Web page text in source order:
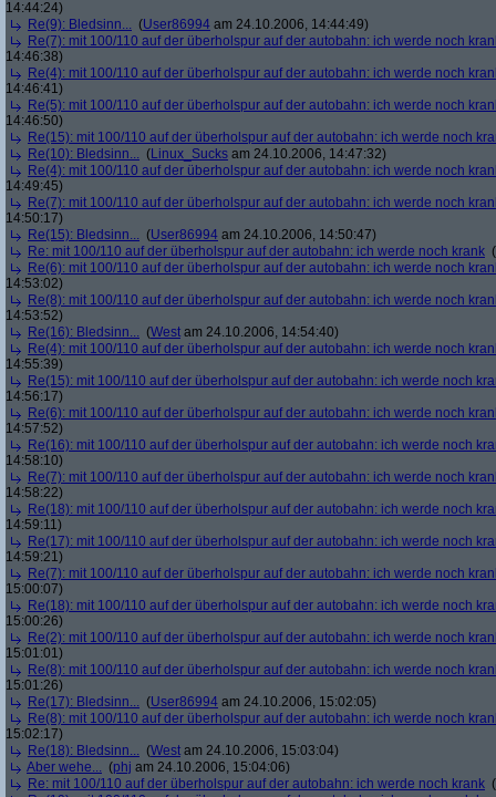
14:44:24)
Re(9): Bledsinn... (User86994 am 24.10.2006, 14:44:49)
Re(7): mit 100/110 auf der überholspur auf der autobahn: ich werde noch
14:46:38)
Re(4): mit 100/110 auf der überholspur auf der autobahn: ich werde noch
14:46:41)
Re(5): mit 100/110 auf der überholspur auf der autobahn: ich werde noch
14:46:50)
Re(15): mit 100/110 auf der überholspur auf der autobahn: ich werde noch
Re(10): Bledsinn... (Linux_Sucks am 24.10.2006, 14:47:32)
Re(4): mit 100/110 auf der überholspur auf der autobahn: ich werde noch
14:49:45)
Re(7): mit 100/110 auf der überholspur auf der autobahn: ich werde noch
14:50:17)
Re(15): Bledsinn... (User86994 am 24.10.2006, 14:50:47)
Re: mit 100/110 auf der überholspur auf der autobahn: ich werde noch krank (
Re(6): mit 100/110 auf der überholspur auf der autobahn: ich werde noch
14:53:02)
Re(8): mit 100/110 auf der überholspur auf der autobahn: ich werde noch
14:53:52)
Re(16): Bledsinn... (West am 24.10.2006, 14:54:40)
Re(4): mit 100/110 auf der überholspur auf der autobahn: ich werde noch
14:55:39)
Re(15): mit 100/110 auf der überholspur auf der autobahn: ich werde noch
14:56:17)
Re(6): mit 100/110 auf der überholspur auf der autobahn: ich werde noch
14:57:52)
Re(16): mit 100/110 auf der überholspur auf der autobahn: ich werde noch
14:58:10)
Re(7): mit 100/110 auf der überholspur auf der autobahn: ich werde noch
14:58:22)
Re(18): mit 100/110 auf der überholspur auf der autobahn: ich werde noch
14:59:11)
Re(17): mit 100/110 auf der überholspur auf der autobahn: ich werde noch
14:59:21)
Re(7): mit 100/110 auf der überholspur auf der autobahn: ich werde noch
15:00:07)
Re(18): mit 100/110 auf der überholspur auf der autobahn: ich werde noch
15:00:26)
Re(2): mit 100/110 auf der überholspur auf der autobahn: ich werde noch
15:01:01)
Re(8): mit 100/110 auf der überholspur auf der autobahn: ich werde noch
15:01:26)
Re(17): Bledsinn... (User86994 am 24.10.2006, 15:02:05)
Re(8): mit 100/110 auf der überholspur auf der autobahn: ich werde noch
15:02:17)
Re(18): Bledsinn... (West am 24.10.2006, 15:03:04)
Aber wehe... (phj am 24.10.2006, 15:04:06)
Re: mit 100/110 auf der überholspur auf der autobahn: ich werde noch krank (